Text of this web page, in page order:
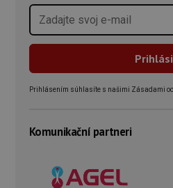
Prihlásením súhlasíte s našimi Zásadami
Komunikační partneri